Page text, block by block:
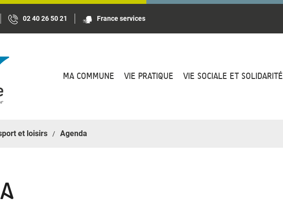
02 40 26 50 21 France services
MA COMMUNE VIE PRATIQUE VIE SOCIALE ET SOLIDARITÉ
et loisirs Agenda